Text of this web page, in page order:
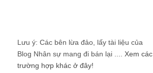
Lưu ý: Các bên lừa đảo, lấy tài liệu của
Blog Nhân sự mang đi bán lại .... Xem các
trường hợp khác ở đây!